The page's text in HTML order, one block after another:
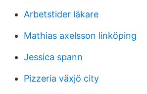
Arbetstider läkare
Mathias axelsson linköping
Jessica spann
Pizzeria växjö city